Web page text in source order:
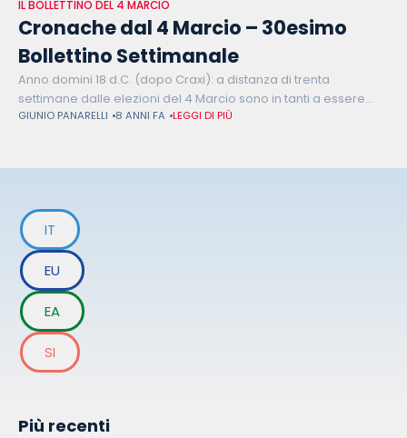
IL BOLLETTINO DEL 4 MARCIO
Cronache dal 4 Marcio – 30esimo
Bollettino Settimanale
Anno domini 18 d.C. (dopo Craxi): a distanza di trenta
settimane dalle elezioni del 4 Marcio sono in tanti a essere
scoraggiati. Sono scoraggiati Matteo Salvini e Luigi Di Maio
GIUNIO PANARELLI 8 ANNI FA LEGGI DI PIÙ
IT
EU
EA
SI
Più recenti